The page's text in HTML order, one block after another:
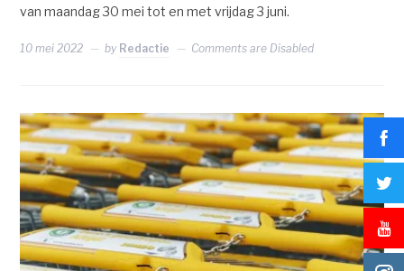
van maandag 30 mei tot en met vrijdag 3 juni.
10 mei 2022 by Redactie Comments are Disabled